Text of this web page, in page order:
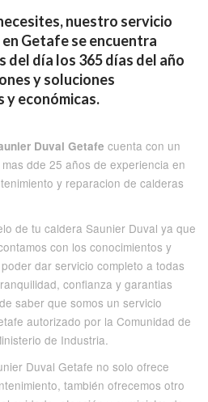
nuestro servicio
Getafe se encuentra
del día los 365 días del año
y soluciones
y económicas.
Duval Getafe cuenta con un
dde 25 años de experiencia en
y reparacion de calderas
de tu caldera Saunier Duval ya que
con los conocimientos y
dar servicio completo a todas
confianza y garantias
saber que somos un servicio
autorizado por la Comunidad de
de Industria.
Duval Getafe no solo ofrece
también ofrecemos otro